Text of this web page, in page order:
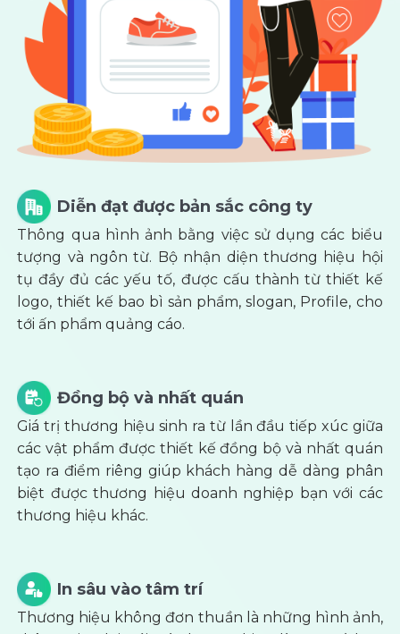
Diễn đạt được bản sắc công ty
Thông qua hình ảnh bằng việc sử dụng các biểu
tượng và ngôn từ. Bộ nhận diện thương hiệu hội
tụ đầy đủ các yếu tố, được cấu thành từ thiết kế
logo, thiết kế bao bì sản phẩm, slogan, Profile, cho
tới ấn phẩm quảng cáo.
Đồng bộ và nhất quán
Giá trị thương hiệu sinh ra từ lần đầu tiếp xúc giữa
các vật phẩm được thiết kế đồng bộ và nhất quán
tạo ra điểm riêng giúp khách hàng dễ dàng phân
biệt được thương hiệu doanh nghiệp bạn với các
thương hiệu khác.
In sâu vào tâm trí
Thương hiệu không đơn thuần là những hình ảnh,